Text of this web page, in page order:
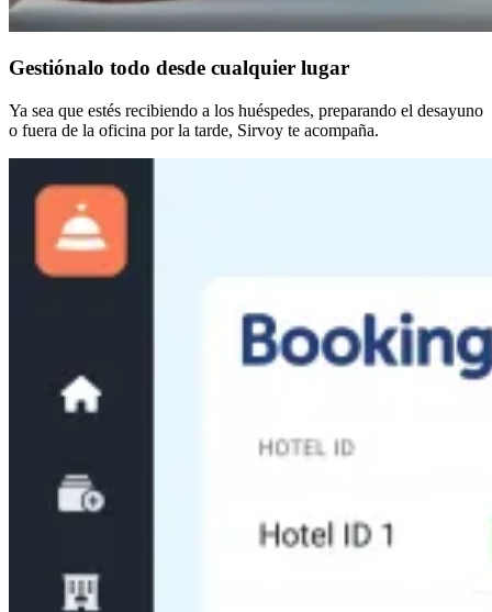
Gestiónalo todo desde cualquier lugar
Ya sea que estés recibiendo a los huéspedes, preparando el desayuno
o fuera de la oficina por la tarde, Sirvoy te acompaña.